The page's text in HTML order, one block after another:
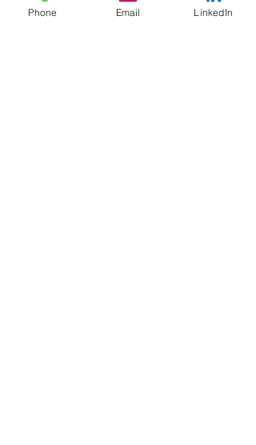
Phone Email LinkedIn